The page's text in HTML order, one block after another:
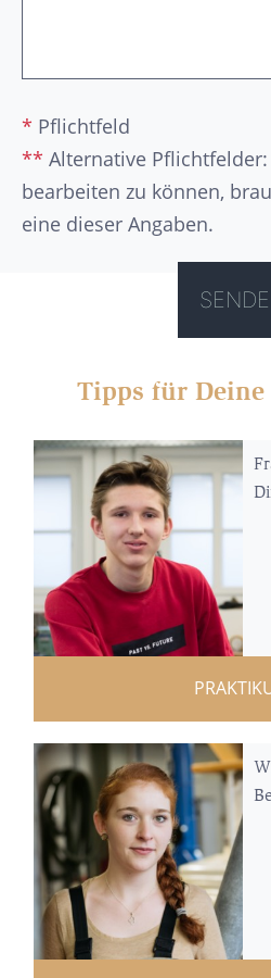
* Pflichtfeld
** Alternative
bearbeiten zu können,
eine dieser Angaben.
Tipps für Deine